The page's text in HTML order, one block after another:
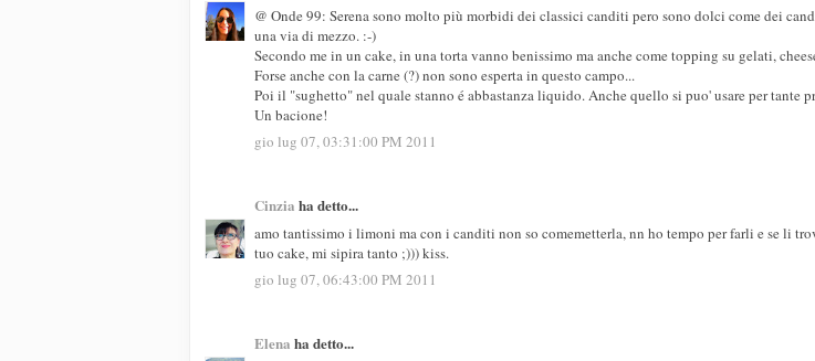
@ Onde 99: Serena sono molto più morbidi dei classici canditi pero sono dolci come dei
una via di mezzo. :-)
Secondo me in un cake, in una torta vanno benissimo ma anche come topping su gelati,
Forse anche con la carne (?) non sono esperta in questo campo...
Poi il "sughetto" nel quale stanno é abbastanza liquido. Anche quello si puo' usare per tante
Un bacione!
gio lug 07, 03:31:00 PM 2011
Cinzia ha detto...
amo tantissimo i limoni ma con i canditi non so comemetterla, nn ho tempo per farli e se li
tuo cake, mi sipira tanto ;))) kiss.
gio lug 07, 06:43:00 PM 2011
Elena ha detto...